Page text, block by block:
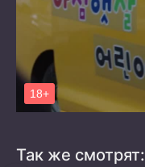
Так же смотрят: